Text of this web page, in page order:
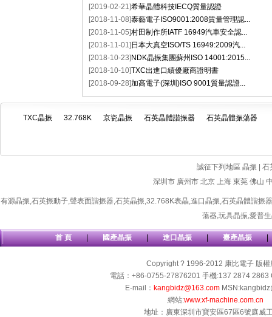
[2019-02-21]希華晶體科技IECQ質量認證
[2018-11-08]泰藝電子ISO9001:2008質量管理認...
[2018-11-05]村田制作所IATF 16949汽車安全認...
[2018-11-01] 日本大真空ISO/TS 16949:2009汽...
[2018-10-23] NDK晶振集團蘇州ISO 14001:2015...
[2018-10-10]TXC出進口績優廠商證明書
[2018-09-28]加高電子(深圳)ISO 9001質量認證...
TXC晶振 32.768K 京瓷晶振 石英晶體諧振器 石英晶體振蕩器
誠征下列地區 晶振 |
深圳市 廣州市 北京 上海 東莞 佛山
有源晶振,石英振動子,聲表面諧振器,石英晶振,32.768K表晶,進口晶振,石英晶體諧振器
蕩器,玩具晶振,愛普
首 頁 | 國產晶振 | 進口晶振 | 臺產晶振 |
Copyright ? 1996-2012 康比電子 版權
電話：+86-0755-27876201 手機:137 2874 2863
E-mail： kangbidz@163.com
網站:www.xf-machine.com.cn
地址：廣東深圳市寶安區67區6號庭威